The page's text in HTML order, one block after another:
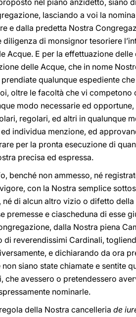
nel piano anzidetto, siano
lasciando a voi la
e dalla predetta Nostra
di monsignor tesoriere
E per la effettuazione
delle Acque, che in nome
qualunque espediente
oltre le facoltà che vi competono
modo necessarie ed
regolari, ed altri in qualunque
individua menzione, ed
per la pronta esecuzione di
precisa ed espressa.
benché non ammesso, né
con la Nostra semplice
di alcun altro vizio o difetto
premesse e ciascheduna di esse
dalla Nostra piena
reverendissimi Cardinali,
e dichiarando da ora
siano state chiamate e sentite
avessero o pretendessero
nominarle.
della Nostra cancelleria de